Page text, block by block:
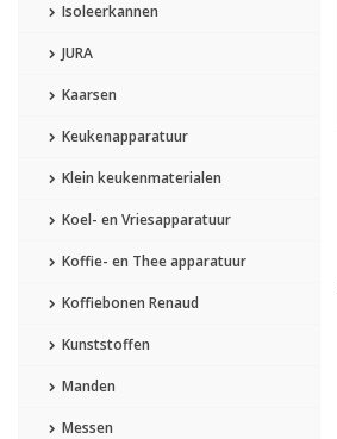
Isoleerkannen
JURA
Kaarsen
Keukenapparatuur
Klein keukenmaterialen
Koel- en Vriesapparatuur
Koffie- en Thee apparatuur
Koffiebonen Renaud
Kunststoffen
Manden
Messen